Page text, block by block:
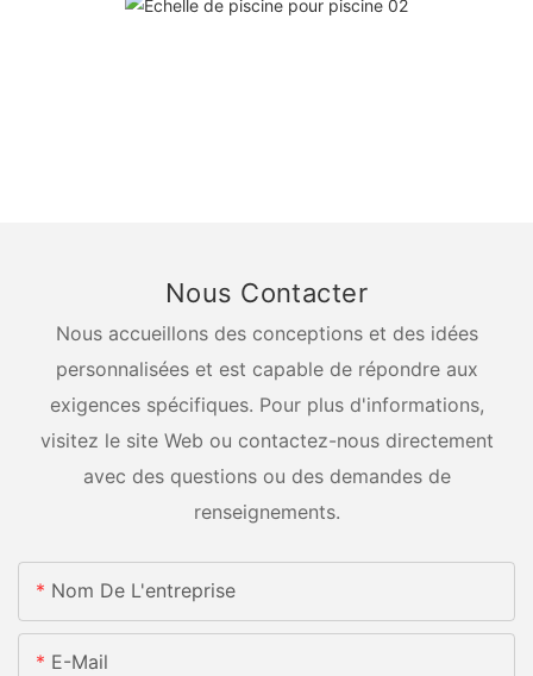
Nous Contacter
Nous accueillons des conceptions et des idées
personnalisées et est capable de répondre aux
exigences spécifiques. Pour plus d'informations,
visitez le site Web ou contactez-nous directement
avec des questions ou des demandes de
renseignements.
Nom De L'entreprise
E-Mail